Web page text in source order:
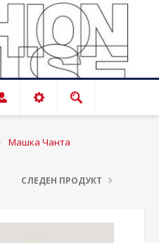
Машка Чанта
СЛЕДЕН ПРОДУКТ